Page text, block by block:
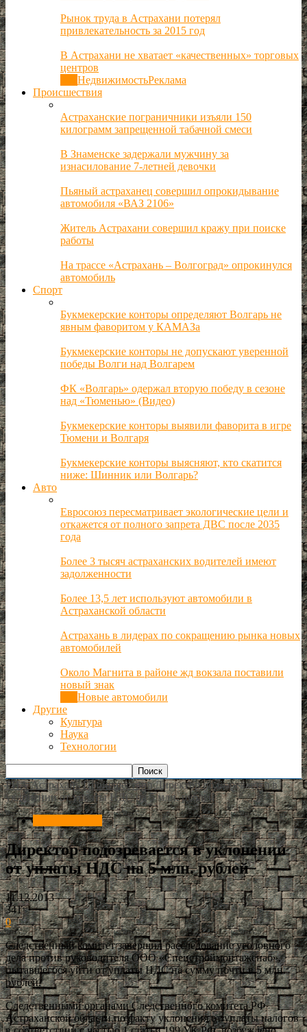
Рынок труда в Астрахани потерял
привлекательность за 2015 год
В Астрахани не хватает «качественных» торговых
центров
НедвижимостьРеклама
Происшествия
Астраханские пограничники изъяли 150
килограмм запрещенной табачной смеси
В Знаменске задержали мужчину за
изнасилование 7-летней девочки
Пьяный астраханец совершил опрокидывание
автомобиля «ВАЗ 2106»
Житель Астрахани совершил кражу при поиске
работы
На трассе «Астрахань – Волгоград» опрокинулся
автомобиль
Спорт
Букмекерские конторы определяют Волгарь не
явным фаворитом у КАМАЗа
Букмекерские конторы не допускают уверенной
победы Волги над Волгарем
ФК «Волгарь» одержал вторую победу в сезоне
над «Тюменью» (Видео)
Букмекерские конторы выявили фаворита в игре
Тюмени и Волгаря
Букмекерские конторы выясняют, кто скатится
ниже: Шинник или Волгарь?
Авто
Евросоюз пересматривает экологические цели и
откажется от полного запрета ДВС после 2035
года
Более 3 тысяч астраханских водителей имеют
задолженности
Более 13,5 лет используют автомобили в
Астраханской области
Астрахань в лидерах по сокращению рынка новых
автомобилей
Около Магнита в районе жд вокзала поставили
новый знак
Новые автомобили
Другие
Культура
Наука
Технологии
РИА Астрахань Происшествия Директор подозревается в
уклонении от уплаты НДС на 5 млн. рублей
Директор подозревается в уклонении
от уплаты НДС на 5 млн. рублей
11.12.2013
341
0
Следственный комитет завершил расследование уголовного
дела против руководителя ООО «Спецстроймонтажснаб»,
пытавшегося уйти от уплаты НДС на сумму почти в 5 млн.
рублей.
Следственными органами Следственного комитета РФ
Астраханской области по факту уклонения от уплаты налогов